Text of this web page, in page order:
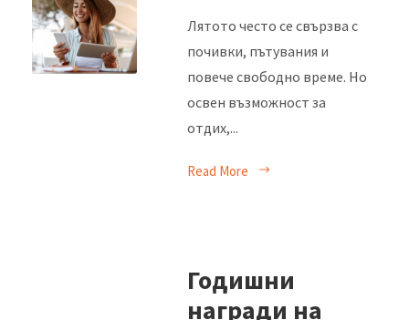
Лятото често се свързва с
почивки, пътувания и
повече свободно време. Но
освен възможност за
отдих,...
Read More
Годишни
награди на